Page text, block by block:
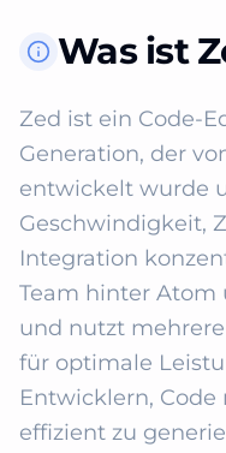
Was ist
Zed ist ein Code-
Generation, der
entwickelt wurde
Geschwindigkeit,
Integration
Team hinter
und nutzt
für optimale
Entwicklern,
effizient zu